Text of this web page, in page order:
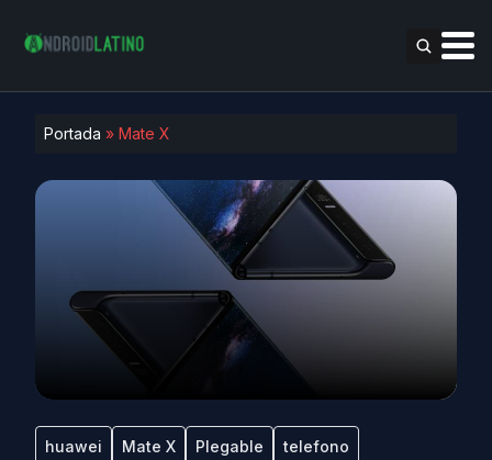
Portada » Mate X
huawei Mate X Plegable telefono